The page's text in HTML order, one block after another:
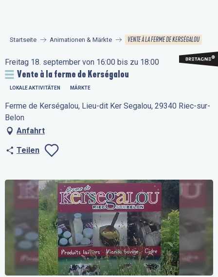
principal
Startseite Animationen & Märkte VENTE À LA FERME DE KERSÉGALOU
Freitag 18. september von 16:00 bis zu 18:00
Vente à la ferme de Kerségalou
LOKALE AKTIVITÄTEN MÄRKTE
Ferme de Kerségalou, Lieu-dit Ker Segalou, 29340 Riec-sur-
Belon
Anfahrt
Teilen